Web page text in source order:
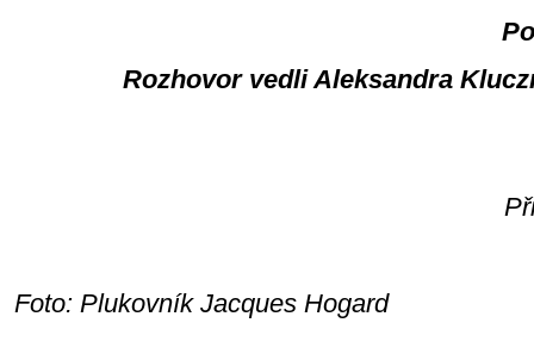
Rozhovor vedli Aleksandra
Foto: Plukovník Jacques Hogard